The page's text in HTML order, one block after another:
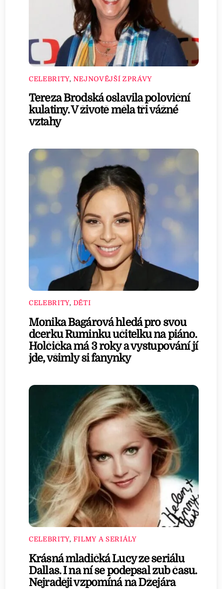
CELEBRITY, NEJNOVĚJŠÍ ZPRÁVY
Tereza Brodská oslavila poloviční
kulatiny. V životě měla tři vážné
vztahy
CELEBRITY, DĚTI
Monika Bagárová hledá pro svou
dcerku Ruminku učitelku na piáno.
Holčička má 3 roky a vystupování jí
jde, všimly si fanynky
CELEBRITY, FILMY A SERIÁLY
Krásná mladičká Lucy ze seriálu
Dallas. I na ní se podepsal zub času.
Nejraději vzpomíná na Džejára